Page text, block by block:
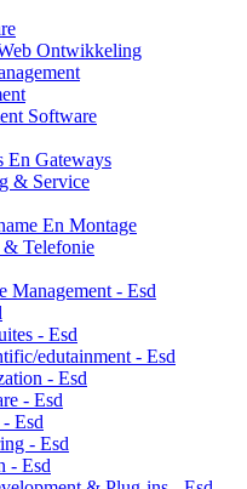
Ontwikkeling
Software
En Gateways
& Service
En Montage
& Telefonie
Management - Esd
- Esd
edutainment - Esd
- Esd
- Esd
Esd
- Esd
- Esd